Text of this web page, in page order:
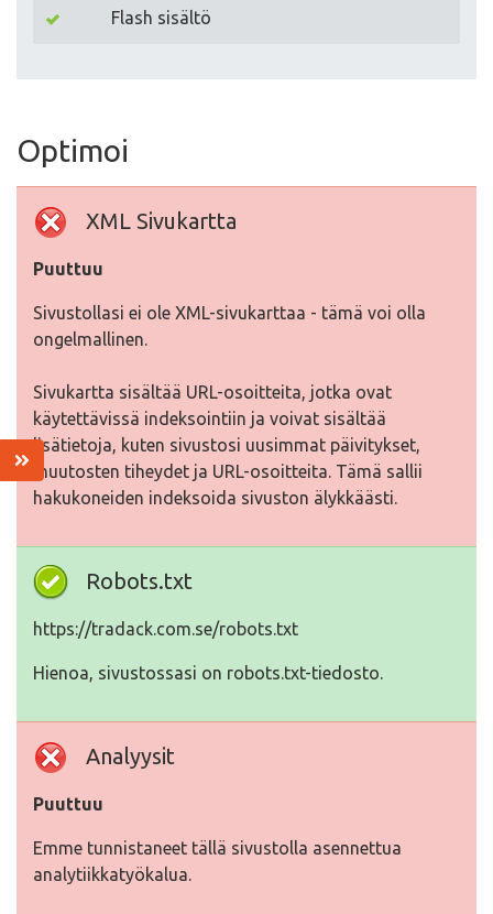
Flash sisältö
Optimoi
XML Sivukartta
Puuttuu
Sivustollasi ei ole XML-sivukarttaa - tämä voi olla
ongelmallinen.
Sivukartta sisältää URL-osoitteita, jotka ovat
käytettävissä indeksointiin ja voivat sisältää
lisätietoja, kuten sivustosi uusimmat päivitykset,
muutosten tiheydet ja URL-osoitteita. Tämä sallii
hakukoneiden indeksoida sivuston älykkäästi.
Robots.txt
https://tradack.com.se/robots.txt
Hienoa, sivustossasi on robots.txt-tiedosto.
Analyysit
Puuttuu
Emme tunnistaneet tällä sivustolla asennettua
analytiikkatyökalua.